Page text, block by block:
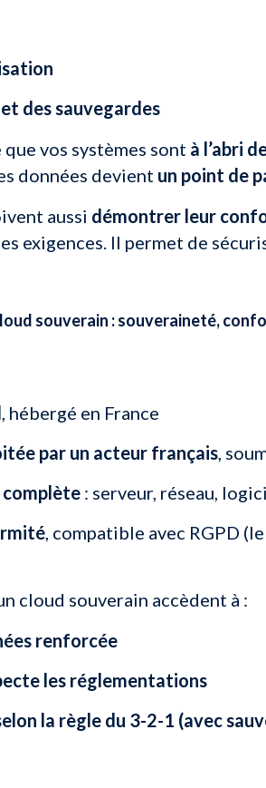
des sauvegardes
vos systèmes sont à l’abri
données devient un point de
aussi démontrer leur
exigences. Il permet de
souverain : souveraineté,
, hébergé en France
par un acteur français ,
complète : serveur, réseau,
, compatible avec RGPD
cloud souverain accèdent à :
renforcée
les réglementations
la règle du 3-2-1 (avec